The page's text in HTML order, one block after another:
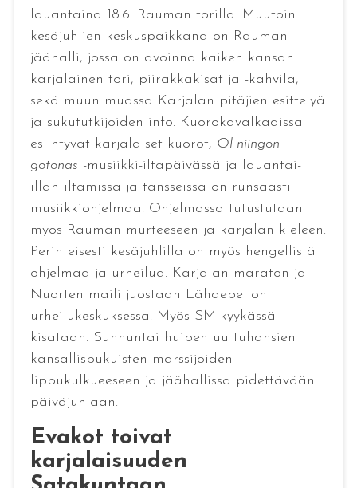
lauantaina 18.6. Rauman torilla. Muutoin
kesäjuhlien keskuspaikkana on Rauman
jäähalli, jossa on avoinna kaiken kansan
karjalainen tori, piirakkakisat ja -kahvila,
sekä muun muassa Karjalan pitäjien esittelyä
ja sukututkijoiden info. Kuorokavalkadissa
esiintyvät karjalaiset kuorot, Ol niingon
gotonas -musiikki-iltapäivässä ja lauantai-
illan iltamissa ja tansseissa on runsaasti
musiikkiohjelmaa. Ohjelmassa tutustutaan
myös Rauman murteeseen ja karjalan kieleen.
Perinteisesti kesäjuhlilla on myös hengellistä
ohjelmaa ja urheilua. Karjalan maraton ja
Nuorten maili juostaan Lähdepellon
urheilukeskuksessa. Myös SM-kyykässä
kisataan. Sunnuntai huipentuu tuhansien
kansallispukuisten marssijoiden
lippukulkueeseen ja jäähallissa pidettävään
päiväjuhlaan.
Evakot toivat
karjalaisuuden